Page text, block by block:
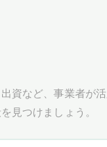
資など、事業者が
見つけましょう。